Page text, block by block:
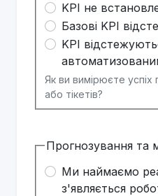
KPI не
Базові KPI
KPI
Як ви вимірюєте успіх
або тікетів?
Прогнозування та
Ми наймаємо
з'являється